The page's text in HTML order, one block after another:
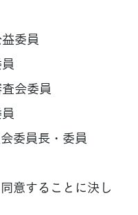
委員
会委員
委員長・委員
意することに決し